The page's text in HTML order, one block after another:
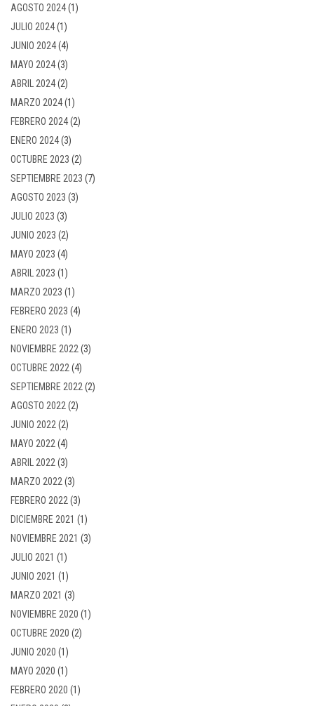
AGOSTO 2024(1)
JULIO 2024(1)
JUNIO 2024(4)
MAYO 2024(3)
ABRIL 2024(2)
MARZO 2024(1)
FEBRERO 2024(2)
ENERO 2024(3)
OCTUBRE 2023 (2)
SEPTIEMBRE 2023 (7)
AGOSTO 2023 (3)
JULIO 2023 (3)
JUNIO 2023 (2)
MAYO 2023 (4)
ABRIL 2023 (1)
MARZO 2023 (1)
FEBRERO 2023 (4)
ENERO 2023 (1)
NOVIEMBRE 2022 (3)
OCTUBRE 2022 (4)
SEPTIEMBRE 2022 (2)
AGOSTO 2022 (2)
JUNIO 2022 (2)
MAYO 2022 (4)
ABRIL 2022 (3)
MARZO 2022 (3)
FEBRERO 2022 (3)
DICIEMBRE 2021 (1)
NOVIEMBRE 2021 (3)
JULIO 2021 (1)
JUNIO 2021 (1)
MARZO 2021 (3)
NOVIEMBRE 2020 (1)
OCTUBRE 2020 (2)
JUNIO 2020 (1)
MAYO 2020 (1)
FEBRERO 2020 (1)